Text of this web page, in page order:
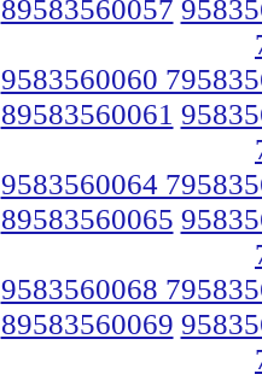
89583560057
9583560060
89583560061
9583560064
89583560065
9583560068
89583560069